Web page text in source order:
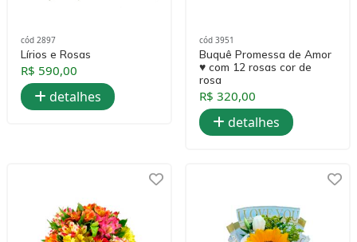
cód 2897
Lírios e Rosas
R$ 590,00
detalhes
cód 3951
Buquê Promessa de Amor
♥ com 12 rosas cor de
rosa
R$ 320,00
detalhes